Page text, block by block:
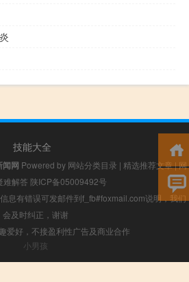
技能大全
闻网 Powered by 网站分类目录 | 精选推荐文章|网
难解答 陕ICP备05009492号
息有错误可发邮件到f_fb#foxmail.com说明，我们
会及时纠正，谢谢
爱好，不接盈利性广告及商业合作
小男孩